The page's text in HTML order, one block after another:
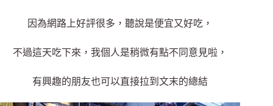
因為網路上好評很多，聽說是便宜又好吃，
不過這天吃下來，我個人是稍微有點不同意見啦，
有興趣的朋友也可以直接拉到文末的總結